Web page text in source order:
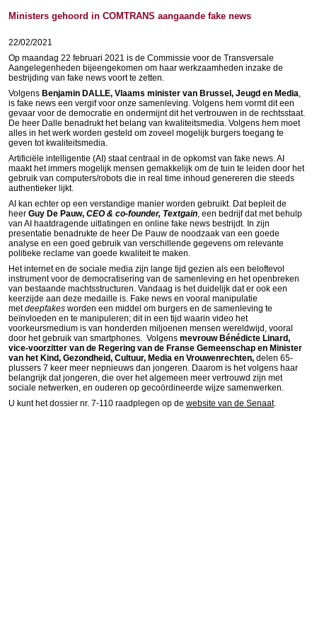
Ministers gehoord in COMTRANS aangaande fake news
22/02/2021
Op maandag 22 februari 2021 is de Commissie voor de Transversale
Aangelegenheden bijeengekomen om haar werkzaamheden inzake de
bestrijding van fake news voort te zetten.
Volgens Benjamin DALLE, Vlaams minister van Brussel, Jeugd en Media,
is fake news een vergif voor onze samenleving. Volgens hem vormt dit een
gevaar voor de democratie en ondermijnt dit het vertrouwen in de rechtsstaat.
De heer Dalle benadrukt het belang van kwaliteitsmedia. Volgens hem moet
alles in het werk worden gesteld om zoveel mogelijk burgers toegang te
geven tot kwaliteitsmedia.
Artificiële intelligentie (AI) staat centraal in de opkomst van fake news. AI
maakt het immers mogelijk mensen gemakkelijk om de tuin te leiden door het
gebruik van computers/robots die in real time inhoud genereren die steeds
authentieker lijkt.
AI kan echter op een verstandige manier worden gebruikt. Dat bepleit de
heer Guy De Pauw, CEO & co-founder, Textgain, een bedrijf dat met behulp
van AI haatdragende uitlatingen en online fake news bestrijdt. In zijn
presentatie benadrukte de heer De Pauw de noodzaak van een goede
analyse en een goed gebruik van verschillende gegevens om relevante
politieke reclame van goede kwaliteit te maken.
Het internet en de sociale media zijn lange tijd gezien als een beloftevol
instrument voor de democratisering van de samenleving en het openbreken
van bestaande machtsstructuren. Vandaag is het duidelijk dat er ook een
keerzijde aan deze medaille is. Fake news en vooral manipulatie
metdeepfakes worden een middel om burgers en de samenleving te
beïnvloeden en te manipuleren; dit in een tijd waarin video het
voorkeursmedium is van honderden miljoenen mensen wereldwijd, vooral
door het gebruik van smartphones. Volgens mevrouw Bénédicte Linard,
vice-voorzitter van de Regering van de Franse Gemeenschap en Minister
van het Kind, Gezondheid, Cultuur, Media en Vrouwenrechten, delen 65-
plussers 7 keer meer nepnieuws dan jongeren. Daarom is het volgens haar
belangrijk dat jongeren, die over het algemeen meer vertrouwd zijn met
sociale netwerken, en ouderen op gecoördineerde wijze samenwerken.
U kunt het dossier nr. 7-110 raadplegen op de website van de Senaat.